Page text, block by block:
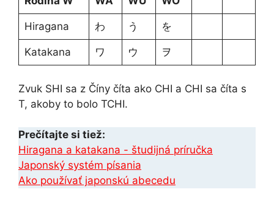
Hiragana わ う を
Katakana ワ ウ ヲ
Zvuk SHI sa z Číny číta ako CHI a CHI sa číta s
T, akoby to bolo TCHI.
Prečítajte si tiež:
Hiragana a katakana - študijná príručka
Japonský systém písania
Ako používať japonskú abecedu